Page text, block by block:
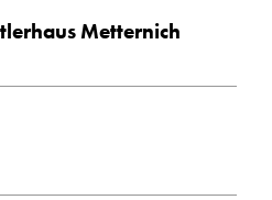
Metternich